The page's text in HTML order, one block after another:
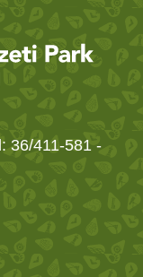
36/411-581 -